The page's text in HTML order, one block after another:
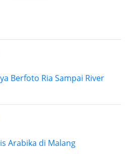
Berfoto Ria Sampai River
Arabika di Malang